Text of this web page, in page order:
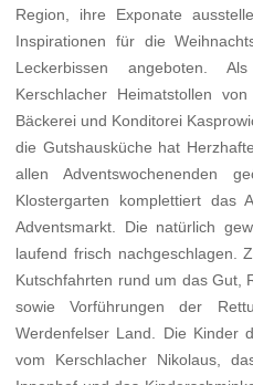
Region, ihre Exponate
Inspirationen für die
Leckerbissen angeboten.
Kerschlacher Heimatstollen
Bäckerei und Konditorei
die Gutshausküche hat
allen Adventswochenenden
Klostergarten komplettiert das
Adventsmarkt. Die natürlich
laufend frisch nachgeschlagen.
Kutschfahrten rund um das Gut,
sowie Vorführungen der
Werdenfelser Land. Die Kinder
vom Kerschlacher Nikolaus,